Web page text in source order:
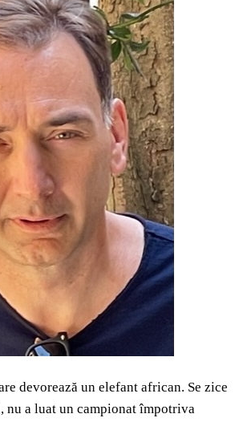
devorează un elefant african. Se zice
nu a luat un campionat împotriva